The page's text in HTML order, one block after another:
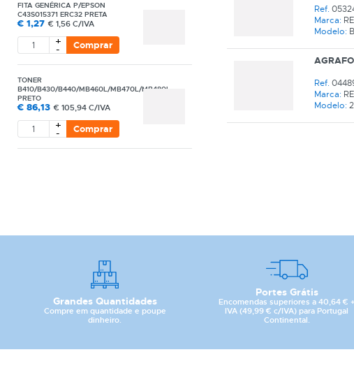
FITA GENÉRICA P/EPSON
C43S015371 ERC32 PRETA
€ 1,27 € 1,56 C/IVA
+
- Comprar
TONER
B410/B430/B440/MB460L/MB470L/MB480L
PRETO
€ 86,13 € 105,94 C/IVA
+
- Comprar
Ref.
Marca:
Modelo:
Ref.
Marca:
Modelo:
Grandes Quantidades
Compre em quantidade e poupe
dinheiro.
Portes Grátis
Encomendas superiores a 40,64 € +
IVA (49,99 € c/IVA) para Portugal
Continental.